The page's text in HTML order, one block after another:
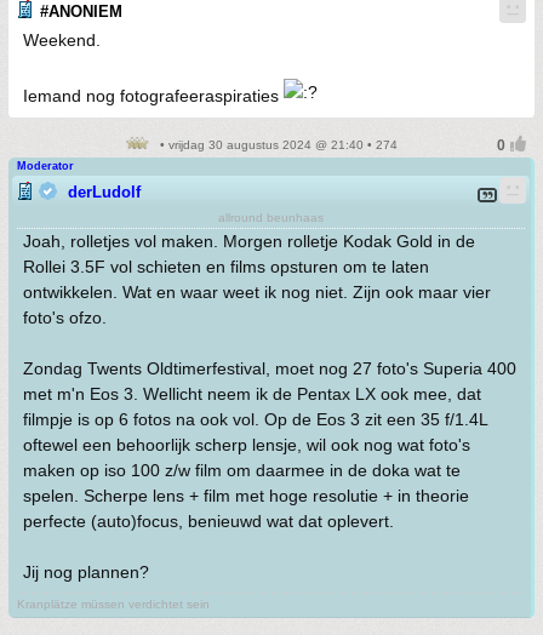
#ANONIEM
Weekend.
Iemand nog fotografeeraspiraties
• vrijdag 30 augustus 2024 @ 21:40 • 274
Moderator
derLudolf
allround beunhaas
Joah, rolletjes vol maken. Morgen rolletje Kodak Gold in de
Rollei 3.5F vol schieten en films opsturen om te laten
ontwikkelen. Wat en waar weet ik nog niet. Zijn ook maar vier
foto's ofzo.
Zondag Twents Oldtimerfestival, moet nog 27 foto's Superia 400
met m'n Eos 3. Wellicht neem ik de Pentax LX ook mee, dat
filmpje is op 6 fotos na ook vol. Op de Eos 3 zit een 35 f/1.4L
oftewel een behoorlijk scherp lensje, wil ook nog wat foto's
maken op iso 100 z/w film om daarmee in de doka wat te
spelen. Scherpe lens + film met hoge resolutie + in theorie
perfecte (auto)focus, benieuwd wat dat oplevert.
Jij nog plannen?
Kranplätze müssen verdichtet sein